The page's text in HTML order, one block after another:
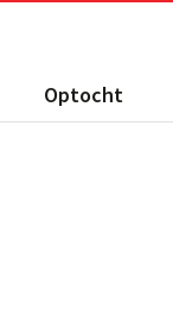
Optocht